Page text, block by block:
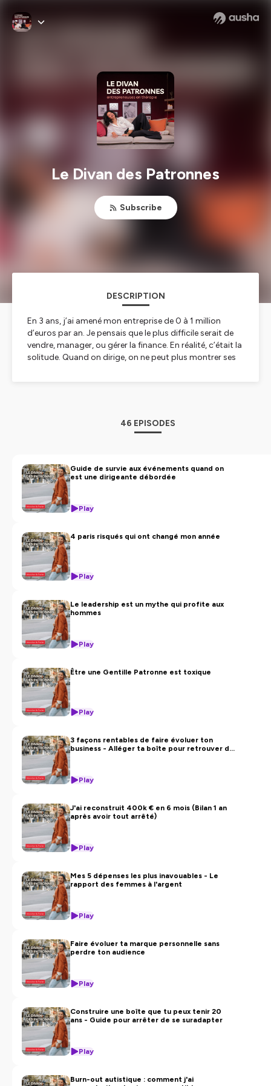
Le Divan des Patronnes
Subscribe
DESCRIPTION
En 3 ans, j’ai amené mon entreprise de 0 à 1 million
d’euros par an. Je pensais que le plus difficile serait de
vendre, manager, ou gérer la finance. En réalité, c’était la
solitude. Quand on dirige, on ne peut plus montrer ses
ensemble, comme patronnes et comme femmes.
Bienvenue dans Le Divan des Patronnes.
confidentialitepour plus d'informations.
46 EPISODES
Guide de survie aux événements quand on
est une dirigeante débordée
Play
4 paris risqués qui ont changé mon année
Play
Le leadership est un mythe qui profite aux
hommes
Play
Être une Gentille Patronne est toxique
Play
3 façons rentables de faire évoluer ton
business - Alléger ta boîte pour retrouver de
Play
J'ai reconstruit 400k € en 6 mois (Bilan 1 an
après avoir tout arrêté)
Play
Mes 5 dépenses les plus inavouables - Le
rapport des femmes à l'argent
Play
Faire évoluer ta marque personnelle sans
perdre ton audience
Play
Construire une boîte que tu peux tenir 20
ans - Guide pour arrêter de se suradapter
Play
Burn-out autistique : comment j'ai